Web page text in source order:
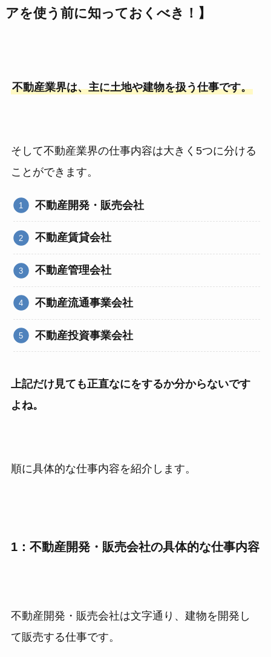
アを使う前に知っておくべき！】
不動産業界は、主に土地や建物を扱う仕事です。
そして不動産業界の仕事内容は大きく5つに分ける
ことができます。
不動産開発・販売会社
不動産賃貸会社
不動産管理会社
不動産流通事業会社
不動産投資事業会社
上記だけ見ても正直なにをするか分からないです
よね。
順に具体的な仕事内容を紹介します。
1：不動産開発・販売会社の具体的な仕事内容
不動産開発・販売会社は文字通り、建物を開発し
て販売する仕事です。